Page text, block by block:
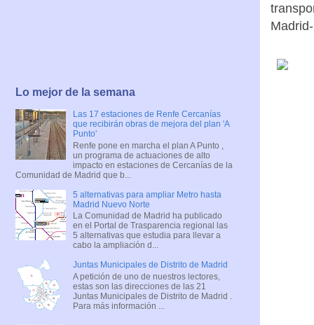
Lo mejor de la semana
Las 17 estaciones de Renfe Cercanías
que recibirán obras de mejora del plan 'A
Punto'
Renfe pone en marcha el plan A Punto ,
un programa de actuaciones de alto
impacto en estaciones de Cercanías de la
Comunidad de Madrid que b...
5 alternativas para ampliar Metro hasta
Madrid Nuevo Norte
La Comunidad de Madrid ha publicado
en el Portal de Trasparencia regional las
5 alternativas que estudia para llevar a
cabo la ampliación d...
Juntas Municipales de Distrito de Madrid
A petición de uno de nuestros lectores,
estas son las direcciones de las 21
Juntas Municipales de Distrito de Madrid .
Para más información ...